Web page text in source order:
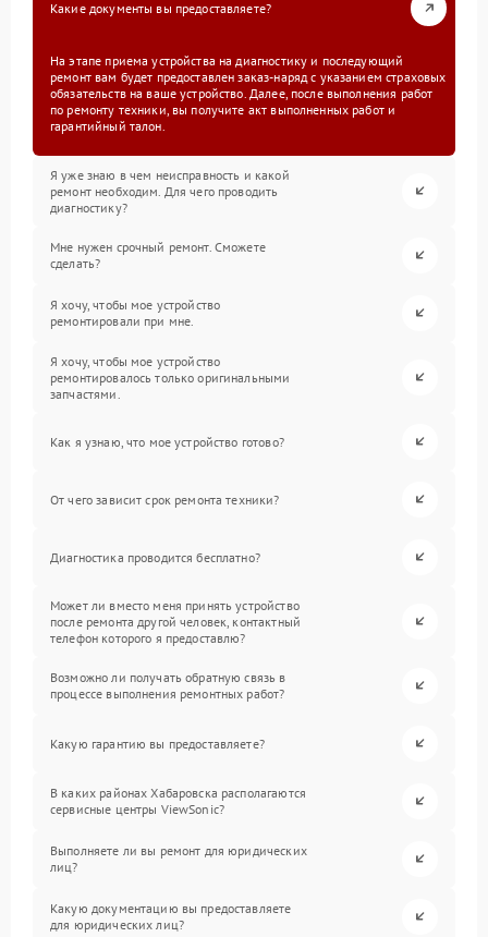
Какие документы вы предоставляете?
На этапе приема устройства на диагностику и последующий
ремонт вам будет предоставлен заказ-наряд с указанием страховых
обязательств на ваше устройство. Далее, после выполнения работ
по ремонту техники, вы получите акт выполненных работ и
гарантийный талон.
Я уже знаю в чем неисправность и какой
ремонт необходим. Для чего проводить
диагностику?
Мне нужен срочный ремонт. Сможете
сделать?
Я хочу, чтобы мое устройство
ремонтировали при мне.
Я хочу, чтобы мое устройство
ремонтировалось только оригинальными
запчастями.
Как я узнаю, что мое устройство готово?
От чего зависит срок ремонта техники?
Диагностика проводится бесплатно?
Может ли вместо меня принять устройство
после ремонта другой человек, контактный
телефон которого я предоставлю?
Возможно ли получать обратную связь в
процессе выполнения ремонтных работ?
Какую гарантию вы предоставляете?
В каких районах Хабаровска располагаются
сервисные центры ViewSonic?
Выполняете ли вы ремонт для юридических
лиц?
Какую документацию вы предоставляете
для юридических лиц?